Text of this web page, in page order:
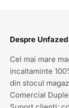
Despre Unfazed
Cel mai mare
incaltaminte
din stocul
Comercial